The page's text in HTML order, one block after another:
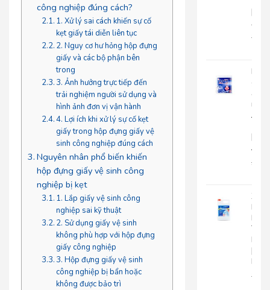
công nghiệp đúng cách?
1. Xử lý sai cách khiến sự cố
kẹt giấy tái diễn liên tục
2. Nguy cơ hư hỏng hộp đựng
giấy và các bộ phận bên
trong
3. Ảnh hưởng trực tiếp đến
trải nghiệm người sử dụng và
hình ảnh đơn vị vận hành
4. Lợi ích khi xử lý sự cố kẹt
giấy trong hộp đựng giấy vệ
sinh công nghiệp đúng cách
Nguyên nhân phổ biến khiến
hộp đựng giấy vệ sinh công
nghiệp bị kẹt
1. Lắp giấy vệ sinh công
nghiệp sai kỹ thuật
2. Sử dụng giấy vệ sinh
không phù hợp với hộp đựng
giấy công nghiệp
3. Hộp đựng giấy vệ sinh
công nghiệp bị bẩn hoặc
không được bảo trì
|
AK703
Khăn
giấy
ăn
rút
|
JP500X
Xà
Rửa
Tay
|
RC500